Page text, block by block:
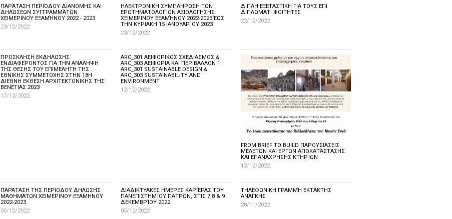
ΠΑΡΆΤΑΣΗ ΠΕΡΙΌΔΟΥ ΔΙΑΝΟΜΉΣ ΚΑΙ
ΔΗΛΏΣΕΩΝ ΣΥΓΓΡΑΜΜΆΤΩΝ
ΧΕΙΜΕΡΙΝΟΎ ΕΞΑΜΉΝΟΥ 2022 - 2023
23/12/2022
ΗΛΕΚΤΡΟΝΙΚΉ ΣΥΜΠΛΉΡΩΣΗ ΤΩΝ
ΕΡΩΤΗΜΑΤΟΛΟΓΊΩΝ ΑΞΙΟΛΌΓΗΣΗΣ
ΧΕΙΜΕΡΙΝΟΎ ΕΞΑΜΉΝΟΥ 2022-2023 ΈΩΣ
ΤΗΝ ΚΥΡΙΑΚΉ 15 ΙΑΝΟΥΑΡΊΟΥ 2023
23/12/2022
ΔΙΠΛΗ ΕΞΕΤΑΣΤΙΚΗ ΓΙΑ ΤΟΥΣ ΕΠΙ
ΔΙΠΛΩΜΑΤΙ ΦΟΙΤΗΤΕΣ
22/12/2022
ΠΡΟΣΚΛΗΣΗ ΕΚΔΗΛΩΣΗΣ
ΕΝΔΙΑΦΕΡΟΝΤΟΣ ΓΙΑ ΤΗΝ ΑΝΑΛΗΨΗ
ΤΗΣ ΘΕΣΗΣ ΤΟΥ ΕΠΙΜΕΛΗΤΗ ΤΗΣ
ΕΘΝΙΚΗΣ ΣΥΜΜΕΤΟΧΗΣ ΣΤΗΝ 18Η
ΔΙΕΘΝΗ ΕΚΘΕΣΗ ΑΡΧΙΤΕΚΤΟΝΙΚΗΣ ΤΗΣ
ΒΕΝΕΤΙΑΣ 2023
17/12/2022
ARC_301 ΑΕΙΦΟΡΙΚΟΣ ΣΧΕΔΙΑΣΜΟΣ &
ARC_303 ΑΕΙΦΟΡΙΑ ΚΑΙ ΠΕΡΙΒΑΛΛΟΝ 1|
ARC_301 SUSTAINABLE DESIGN &
ARC_303 SUSTAINABILITY AND
ENVIRONMENT
12/12/2022
FROM BRIEF TO BUILD ΠΑΡΟΥΣΙΆΣΕΙΣ
ΜΕΛΕΤΏΝ ΚΑΙ ΈΡΓΩΝ ΑΠΟΚΑΤΆΣΤΑΣΗΣ
ΚΑΙ ΕΠΑΝΆΧΡΗΣΗΣ ΚΤΗΡΊΩΝ
12/12/2022
ΠΑΡΑΤΑΣΗ ΤΗΣ ΠΕΡΙΟΔΟΥ ΔΗΛΩΣΗΣ
ΜΑΘΗΜΑΤΩΝ ΧΕΙΜΕΡΙΝΟΥ ΕΞΑΜΗΝΟΥ
2022-2023
05/12/2022
ΔΙΑΔΙΚΤΥΑΚΈΣ ΗΜΈΡΕΣ ΚΑΡΙΈΡΑΣ ΤΟΥ
ΠΑΝΕΠΙΣΤΗΜΊΟΥ ΠΑΤΡΏΝ, ΣΤΙΣ 7,8 & 9
ΔΕΚΕΜΒΡΊΟΥ 2022.
05/12/2022
ΤΗΛΕΦΩΝΙΚΉ ΓΡΑΜΜΉ ΈΚΤΑΚΤΗΣ
ΑΝΆΓΚΗΣ
28/11/2022